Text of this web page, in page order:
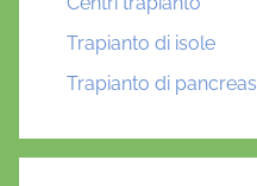
Trapianto di isole
Trapianto di pancreas